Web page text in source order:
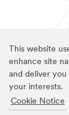
This website
enhance site
and deliver you
your interests.
Cookie Notice